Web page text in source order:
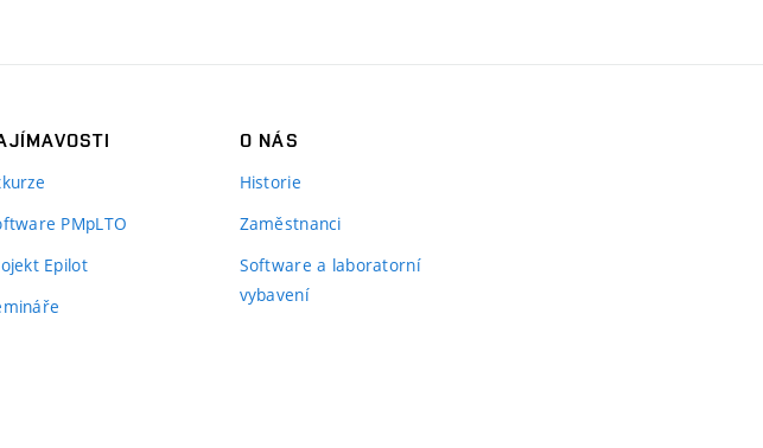
PMpLTO
Epilot
O NÁS
Historie
Zaměstnanci
Software a laboratorní
vybavení